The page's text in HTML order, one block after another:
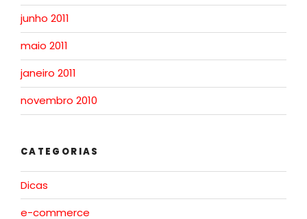
junho 2011
maio 2011
janeiro 2011
novembro 2010
CATEGORIAS
Dicas
e-commerce